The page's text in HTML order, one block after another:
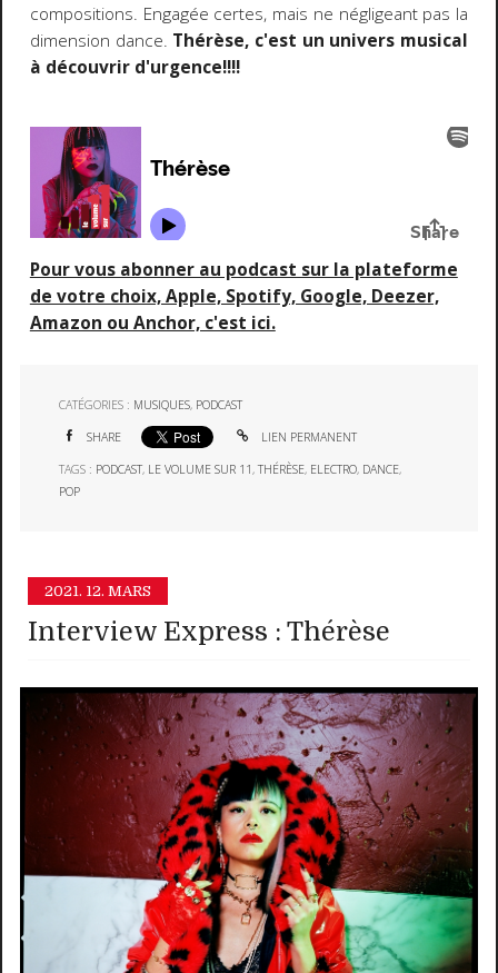
compositions. Engagée certes, mais ne négligeant pas la
dimension dance. Thérèse, c'est un univers musical
à découvrir d'urgence!!!!
Pour vous abonner au podcast sur la plateforme
de votre choix, Apple, Spotify, Google, Deezer,
Amazon ou Anchor, c'est ici.
CATÉGORIES : MUSIQUES, PODCAST
SHARE LIEN PERMANENT
TAGS : PODCAST, LE VOLUME SUR 11,THÉRÈSE, ELECTRO, DANCE,
POP
2021. 12. MARS
Interview Express : Thérèse